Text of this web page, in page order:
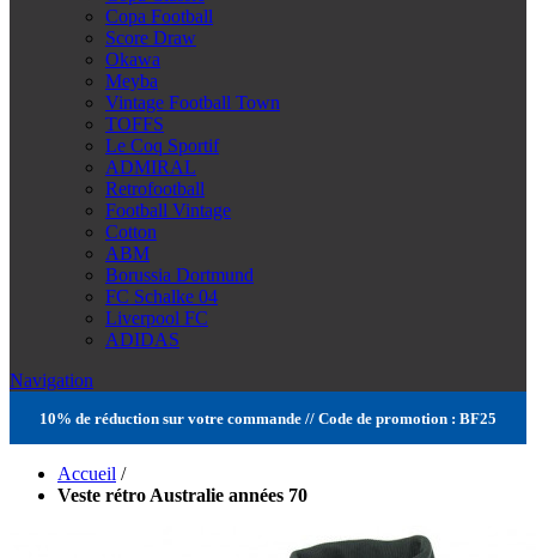
Copa Football
Score Draw
Okawa
Meyba
Vintage Football Town
TOFFS
Le Coq Sportif
ADMIRAL
Retrofootball
Football Vintage
Cotton
ABM
Borussia Dortmund
FC Schalke 04
Liverpool FC
ADIDAS
Navigation
10% de réduction sur votre commande // Code de promotion : BF25
Accueil /
Veste rétro Australie années 70